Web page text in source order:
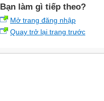
Bạn làm gì tiếp theo?
Mở trang đăng nhập
Quay trở lại trang trước